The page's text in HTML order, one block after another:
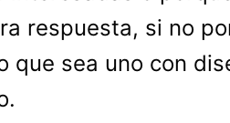
respuesta, si no
que sea uno con